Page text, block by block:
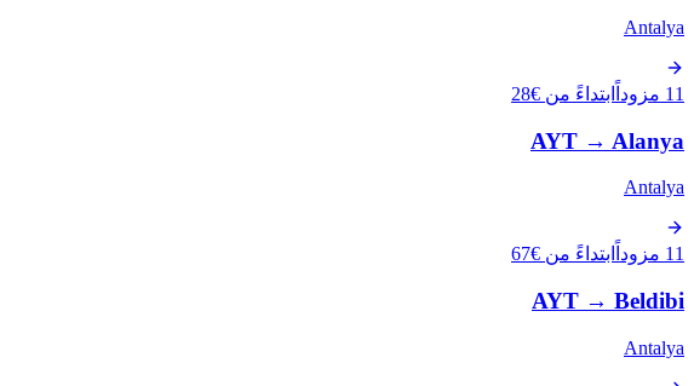
Antalya
11 مزوداً ابتداءً من €28
AYT → Alanya
Antalya
11 مزوداً ابتداءً من €67
AYT → Beldibi
Antalya